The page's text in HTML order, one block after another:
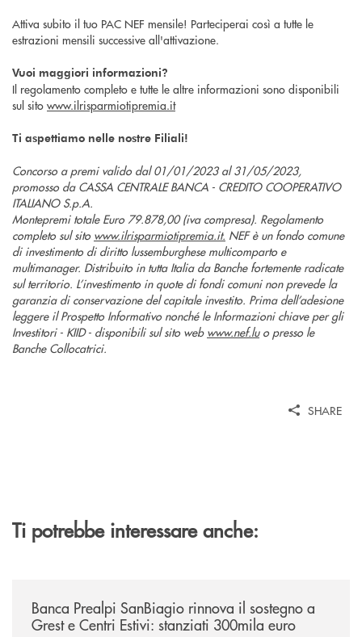
Attiva subito il tuo PAC NEF mensile! Parteciperai così a tutte le
estrazioni mensili successive all'attivazione.
Vuoi maggiori informazioni?
Il regolamento completo e tutte le altre informazioni sono disponibili
sul sito www.ilrisparmiotipremia.it
Ti aspettiamo nelle nostre Filiali!
Concorso a premi valido dal 01/01/2023 al 31/05/2023,
promosso da CASSA CENTRALE BANCA - CREDITO COOPERATIVO
ITALIANO S.p.A.
Montepremi totale Euro 79.878,00 (iva compresa). Regolamento
completo sul sito www.ilrisparmiotipremia.it. NEF è un fondo comune
di investimento di diritto lussemburghese multicomparto e
multimanager. Distribuito in tutta Italia da Banche fortemente radicate
sul territorio. L’investimento in quote di fondi comuni non prevede la
garanzia di conservazione del capitale investito. Prima dell’adesione
leggere il Prospetto Informativo nonché le Informazioni chiave per gli
Investitori - KIID - disponibili sul sito web www.nef.luo presso le
Banche Collocatrici.
SHARE
Ti potrebbe interessare anche:
Banca Prealpi SanBiagio rinnova il sostegno a
Grest e Centri Estivi: stanziati 300mila euro